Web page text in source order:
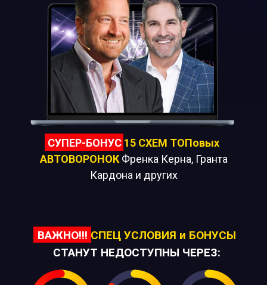
СУПЕР-БОНУС 15 СХЕМ ТОПовых
АВТОВОРОНОКФренка Керна, Гранта
Кардона и других
ВАЖНО!!! СПЕЦ УСЛОВИЯ и БОНУСЫ
СТАНУТ НЕДОСТУПНЫ ЧЕРЕЗ: